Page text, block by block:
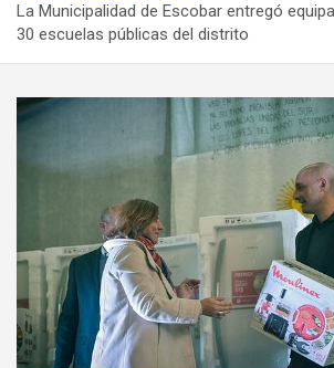
La Municipalidad de Escobar entregó
30 escuelas públicas del distrito